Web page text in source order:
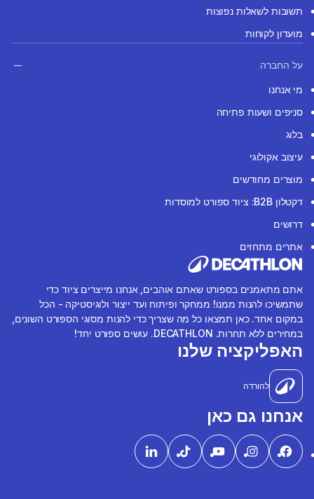
תשובות לשאלות נפוצות
מועדון לקוחות
על החברה
מי אנחנו
סניפים ושעות פתיחה
בלוג
עיצוב אקולוגי
מוצרים מחודשים
דקטלון B2B: ציוד ספורט למוסדות
דרושים
אתרים מתחזים
אתם מתאמנים בספורט שאתם אוהבים, אנחנו מייצרים ציוד כדי
שתמשיכו להנות ממנו! ממחקר ופיתוח ועד ייצור ולוגיסטיקה - הכל
במקום אחד. כאן תמצאו כל מה שצריך כדי להנות מסוגי הספורט השונים,
במחירים ללא תחרות. DECATHLON. עושים ספורט יחד!
האפליקציה שלנו
להורדה
אנחנו גם כאן